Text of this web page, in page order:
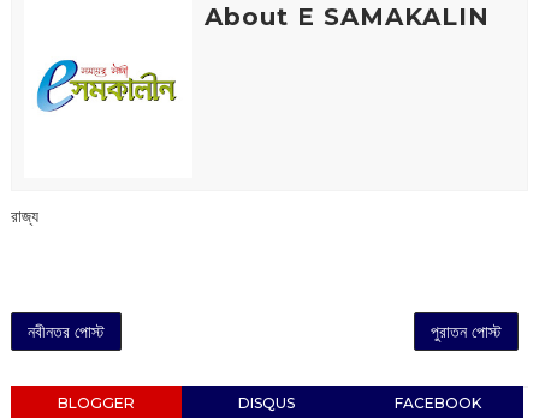
About E SAMAKALIN
রাজ্য
নবীনতর পোস্ট পুরাতন পোস্ট
BLOGGER DISQUS FACEBOOK